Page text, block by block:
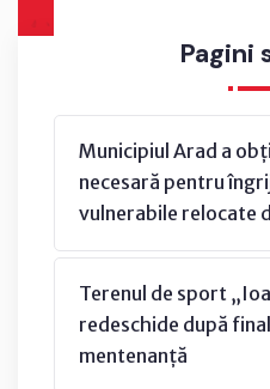
Pagini
Municipiul Arad a
necesară pentru
vulnerabile relocate
Terenul de sport
redeschide după
mentenanță